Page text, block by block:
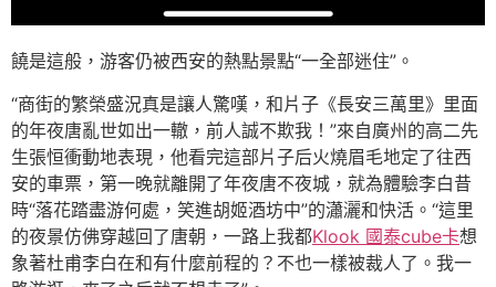
饒是這般，游客仍被西安的熱點景點“一全部迷住”。
“商街的繁榮盛況真是讓人驚嘆，和片子《長安三萬里》里面
的年夜唐亂世如出一轍，前人誠不欺我！”來自廣州的高二先
生張恒衝動地表現，他看完這部片子后火燒眉毛地定了往西
安的車票，第一晚就離開了年夜唐不夜城，就為體驗李白昔
時“落花踏盡游何處，笑進胡姬酒坊中”的瀟灑和快活。“這里
的夜景仿佛穿越回了唐朝，一路上我都Klook 國泰cube卡想
象著杜甫李白在和有什麼前程的？不也一樣被裁人了。我一